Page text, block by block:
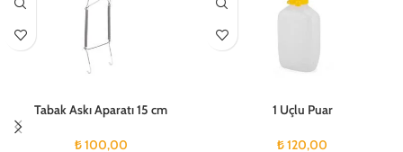
Tabak Askı Aparatı 15 cm
₺100,00
1 Uçlu Puar
₺120,00